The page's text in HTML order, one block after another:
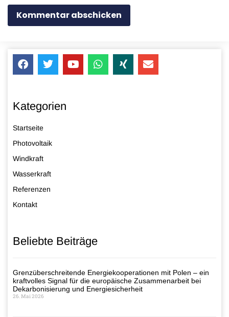
Kategorien
Startseite
Photovoltaik
Windkraft
Wasserkraft
Referenzen
Kontakt
Beliebte Beiträge
Grenzüberschreitende Energiekooperationen mit Polen – ein
kraftvolles Signal für die europäische Zusammenarbeit bei
Dekarbonisierung und Energiesicherheit
26. Mai 2026